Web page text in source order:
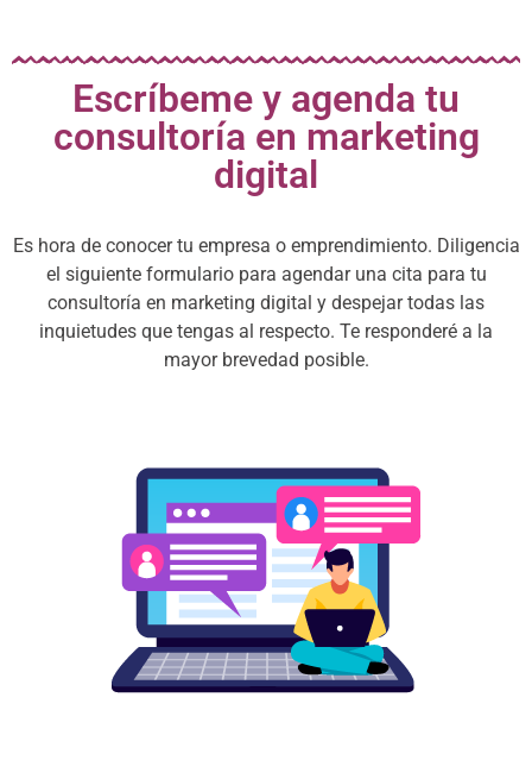
Escríbeme y agenda tu
consultoría en marketing
digital
Es hora de conocer tu empresa o emprendimiento. Diligencia
el siguiente formulario para agendar una cita para tu
consultoría en marketing digital y despejar todas las
inquietudes que tengas al respecto. Te responderé a la
mayor brevedad posible.